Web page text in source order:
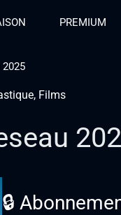
PREMIUM
2025
, Films
🔒